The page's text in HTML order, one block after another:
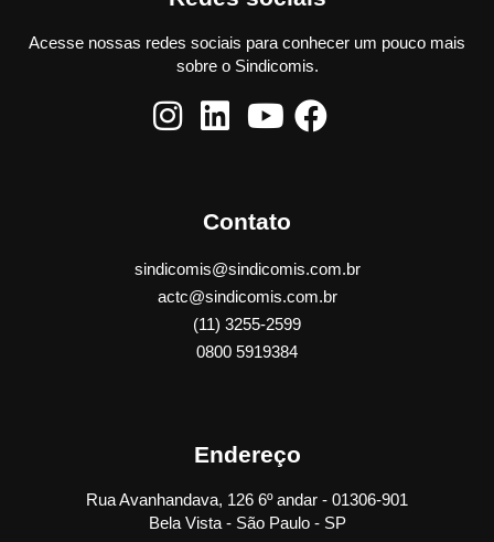
Acesse nossas redes sociais para conhecer um pouco mais
sobre o Sindicomis.
Contato
sindicomis@sindicomis.com.br
actc@sindicomis.com.br
(11) 3255-2599
0800 5919384
Endereço
Rua Avanhandava, 126 6º andar - 01306-901
Bela Vista - São Paulo - SP